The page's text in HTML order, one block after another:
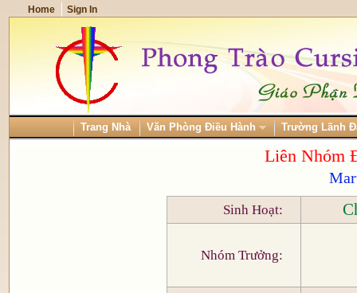
Home Sign In
Trang Nhà Văn Phòng Điều Hành Trường Lãnh
Liên Nhóm
Sinh Hoạt:
Nhóm Trưởng: